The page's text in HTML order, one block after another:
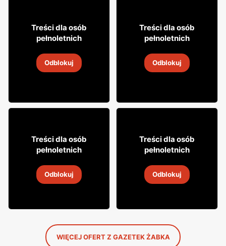
49
Napój alkoholowy Soplica
18 sie 2026
Treści dla osób
pełnoletnich
Odblokuj
2999
Wódka Żołądkowa Gorzka
18 sie 2026
Treści dla osób
pełnoletnich
Odblokuj
49 99
18 sie 2026
Treści dla osób
pełnoletnich
Odblokuj
4999
18 sie 2026
Treści dla osób
pełnoletnich
Odblokuj
WIĘCEJ OFERT Z GAZETEK ŻABKA